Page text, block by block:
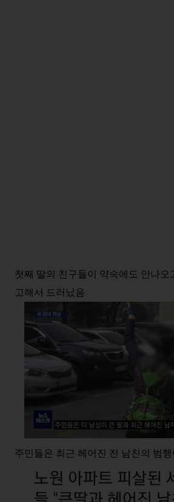
첫째 딸의 친구들이 약속에도 안나오
고해서 드러났음
주민들은 최근 헤어진 전 남친의 범